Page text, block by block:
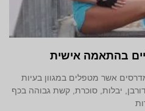
בהתאמה אישית
אשר מטפלים במגוון בעיות
יבלות, סוכרת, קשת גבוהה בכף